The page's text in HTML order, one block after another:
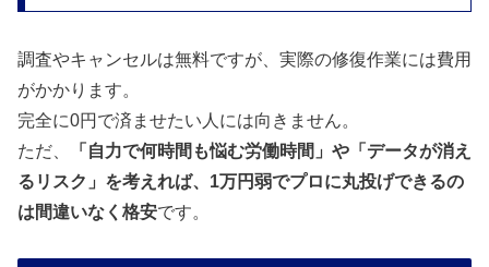
調査やキャンセルは無料ですが、実際の修復作業には費用
がかかります。
完全に0円で済ませたい人には向きません。
ただ、
「自力で何時間も悩む労働時間」や「データが消え
るリスク」を考えれば、1万円弱でプロに丸投げできるの
は間違いなく格安です。